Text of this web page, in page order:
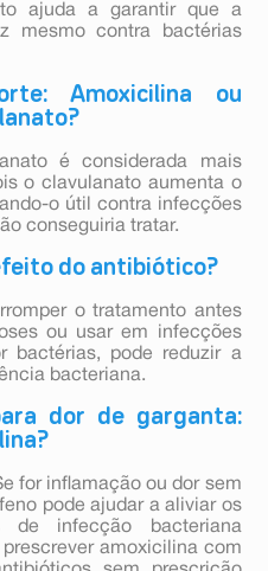
ajuda a garantir que a
mesmo contra bactérias
Amoxicilina ou
é considerada mais
o clavulanato aumenta o
o útil contra infecções
conseguiria tratar.
do antibiótico?
o tratamento antes
ou usar em infecções
bactérias, pode reduzir a
bacteriana.
dor de garganta:
for inflamação ou dor sem
pode ajudar a aliviar os
infecção bacteriana
amoxicilina com